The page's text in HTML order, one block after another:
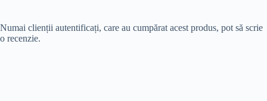
Numai clienții autentificați, care au cumpărat acest produs, pot să scrie
o recenzie.